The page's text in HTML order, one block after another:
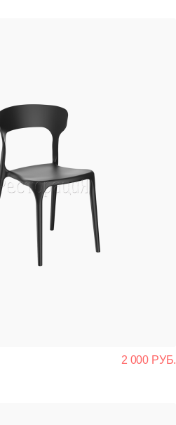
2 000 РУБ.